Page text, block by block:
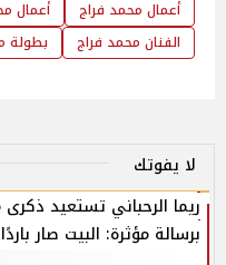
أعمال محمد فراج
أعمال
الفنان محمد فراج
بطولة
لا يفوتك
ريما الرحباني تستعيد
برسالة مؤثرة: البيت صار